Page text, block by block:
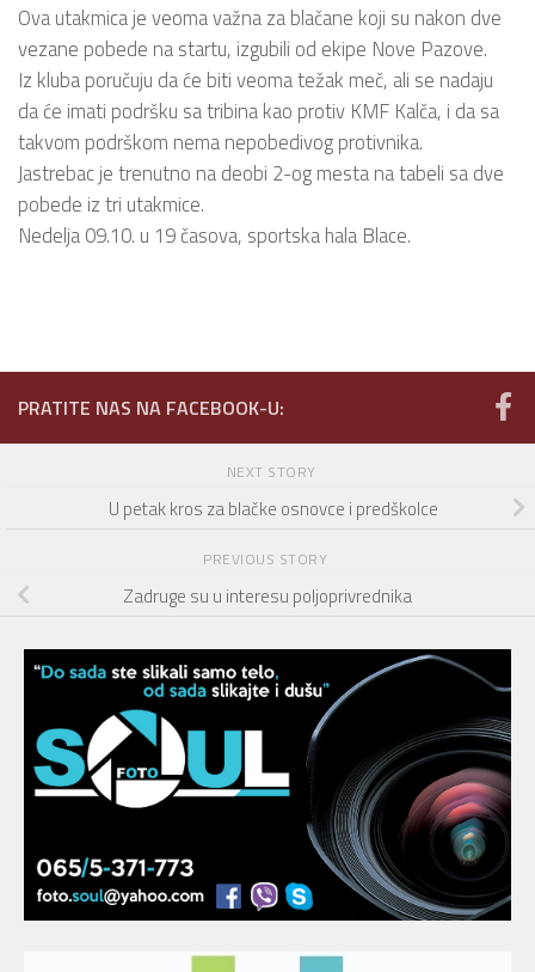
Ova utakmica je veoma važna za blačane koji su nakon dve
vezane pobede na startu, izgubili od ekipe Nove Pazove.
Iz kluba poručuju da će biti veoma težak meč, ali se nadaju
da će imati podršku sa tribina kao protiv KMF Kalča, i da sa
takvom podrškom nema nepobedivog protivnika.
Jastrebac je trenutno na deobi 2-og mesta na tabeli sa dve
pobede iz tri utakmice.
Nedelja 09.10. u 19 časova, sportska hala Blace.
PRATITE NAS NA FACEBOOK-U:
NEXT STORY
U petak kros za blačke osnovce i predškolce
PREVIOUS STORY
Zadruge su u interesu poljoprivrednika